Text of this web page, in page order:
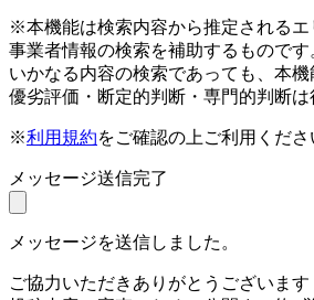
※本機能は検索内容から推定されるエ
事業者情報の検索を補助するものです
いかなる内容の検索であっても、本機
優劣評価・断定的判断・専門的判断は
※利用規約をご確認の上ご利用くださ
メッセージ送信完了
メッセージを送信しました。
ご協力いただきありがとうございます